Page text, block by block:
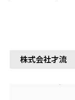
株式会社才流